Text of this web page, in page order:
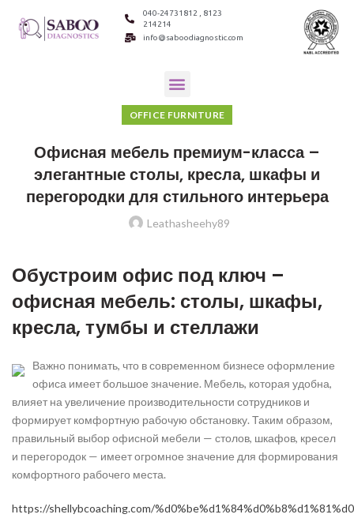
040-24731812 , 8123
214214
info@saboodiagnostic.com
OFFICE FURNITURE
Офисная мебель премиум-класса –
элегантные столы, кресла, шкафы и
перегородки для стильного интерьера
Leathasheehy89
Обустроим офис под ключ –
офисная мебель: столы, шкафы,
кресла, тумбы и стеллажи
Важно понимать, что в современном бизнесе оформление
офиса имеет большое значение. Мебель, которая удобна,
влияет на увеличение производительности сотрудников и
формирует комфортную рабочую обстановку. Таким образом,
правильный выбор офисной мебели — столов, шкафов, кресел
и перегородок — имеет огромное значение для формирования
комфортного рабочего места.
https://shellybcoaching.com/